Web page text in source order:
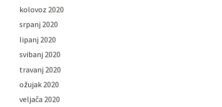
kolovoz 2020
srpanj 2020
lipanj 2020
svibanj 2020
travanj 2020
ožujak 2020
veljača 2020